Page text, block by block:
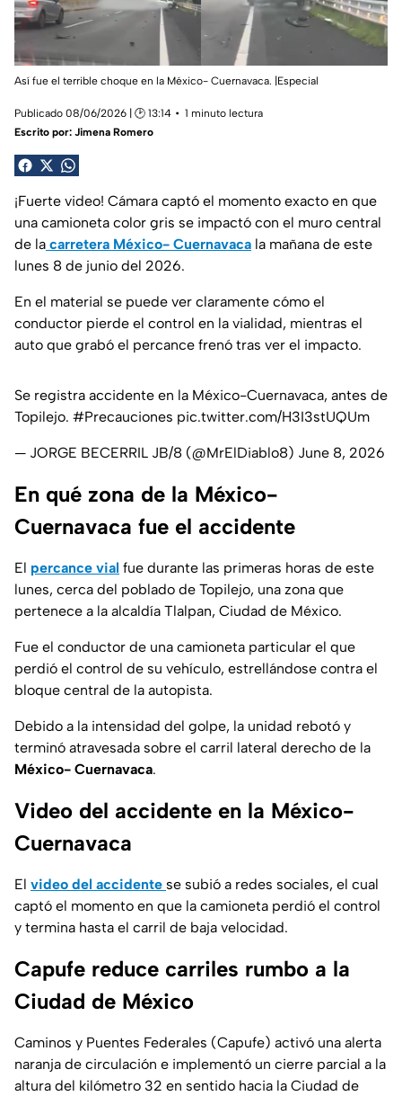
Así fue el terrible choque en la México- Cuernavaca. |Especial
Publicado 08/06/2026 | 🕑 13:14
1 minuto lectura
Escrito por: Jimena Romero
¡Fuerte video! Cámara captó el momento exacto en que
una camioneta color gris se impactó con el muro central
de la carretera México- Cuernavaca la mañana de este
lunes 8 de junio del 2026.
En el material se puede ver claramente cómo el
conductor pierde el control en la vialidad, mientras el
auto que grabó el percance frenó tras ver el impacto.
Se registra accidente en la México-Cuernavaca, antes de
Topilejo. #Precauciones pic.twitter.com/H3I3stUQUm
— JORGE BECERRIL JB/8 (@MrElDiablo8) June 8, 2026
En qué zona de la México-
Cuernavaca fue el accidente
El percance vial fue durante las primeras horas de este
lunes, cerca del poblado de Topilejo, una zona que
pertenece a la alcaldía Tlalpan, Ciudad de México.
Fue el conductor de una camioneta particular el que
perdió el control de su vehículo, estrellándose contra el
bloque central de la autopista.
Debido a la intensidad del golpe, la unidad rebotó y
terminó atravesada sobre el carril lateral derecho de la
México- Cuernavaca.
Video del accidente en la México-
Cuernavaca
El video del accidente se subió a redes sociales, el cual
captó el momento en que la camioneta perdió el control
y termina hasta el carril de baja velocidad.
Capufe reduce carriles rumbo a la
Ciudad de México
Caminos y Puentes Federales (Capufe) activó una alerta
naranja de circulación e implementó un cierre parcial a la
altura del kilómetro 32 en sentido hacia la Ciudad de